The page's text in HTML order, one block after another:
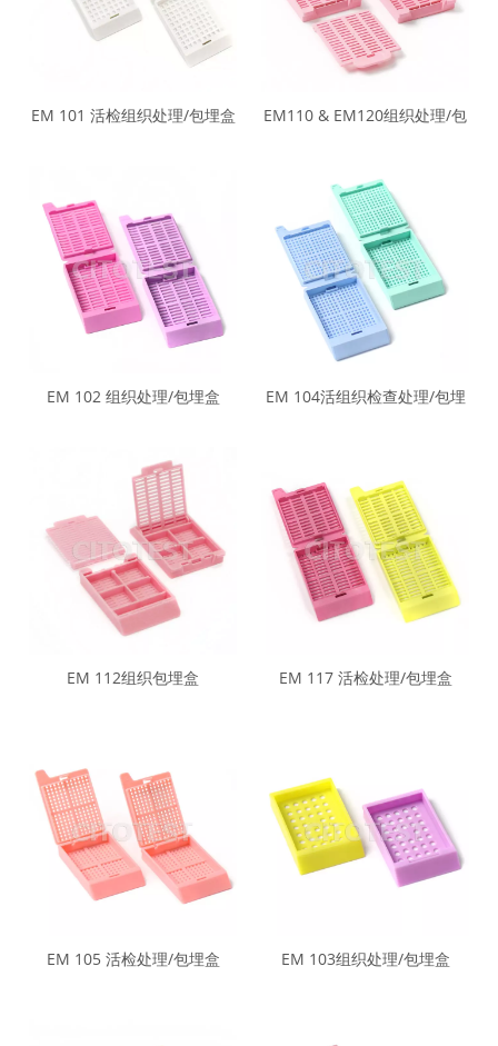
EM 101 活检组织处理/包埋盒
EM110 & EM120组织处理/包
EM 102 组织处理/包埋盒
EM 104活组织检查处理/包埋
EM 112组织包埋盒 EM 117 活检处理/包埋盒
EM 105 活检处理/包埋盒 EM 103组织处理/包埋盒